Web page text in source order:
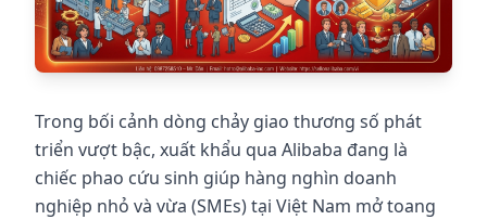
Trong bối cảnh dòng chảy giao thương số phát
triển vượt bậc, xuất khẩu qua Alibaba đang là
chiếc phao cứu sinh giúp hàng nghìn doanh
nghiệp nhỏ và vừa (SMEs) tại Việt Nam mở toang